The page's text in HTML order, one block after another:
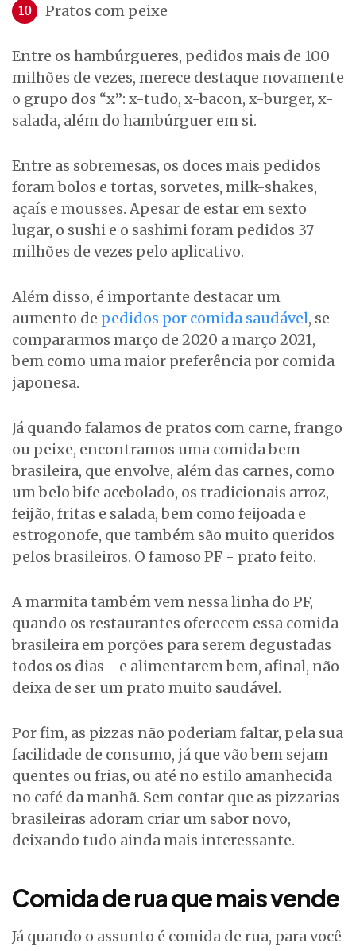
Pratos com peixe
Entre os hambúrgueres, pedidos mais de 100
milhões de vezes, merece destaque novamente
o grupo dos “x”: x-tudo, x-bacon, x-burger, x-
salada, além do hambúrguer em si.
Entre as sobremesas, os doces mais pedidos
foram bolos e tortas, sorvetes, milk-shakes,
açaís e mousses. Apesar de estar em sexto
lugar, o sushi e o sashimi foram pedidos 37
milhões de vezes pelo aplicativo.
Além disso, é importante destacar um
aumento de pedidos por comida saudável, se
compararmos março de 2020 a março 2021,
bem como uma maior preferência por comida
japonesa.
Já quando falamos de pratos com carne, frango
ou peixe, encontramos uma comida bem
brasileira, que envolve, além das carnes, como
um belo bife acebolado, os tradicionais arroz,
feijão, fritas e salada, bem como feijoada e
estrogonofe, que também são muito queridos
pelos brasileiros. O famoso PF - prato feito.
A marmita também vem nessa linha do PF,
quando os restaurantes oferecem essa comida
brasileira em porções para serem degustadas
todos os dias - e alimentarem bem, afinal, não
deixa de ser um prato muito saudável.
Por fim, as pizzas não poderiam faltar, pela sua
facilidade de consumo, já que vão bem sejam
quentes ou frias, ou até no estilo amanhecida
no café da manhã. Sem contar que as pizzarias
brasileiras adoram criar um sabor novo,
deixando tudo ainda mais interessante.
Comida de rua que mais vende
Já quando o assunto é comida de rua, para você